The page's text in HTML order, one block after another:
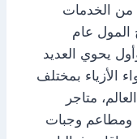
من الخدمات
المول عام
يحوي العديد
الأزياء بمختلف
متاجر
ومطاعم وجبات